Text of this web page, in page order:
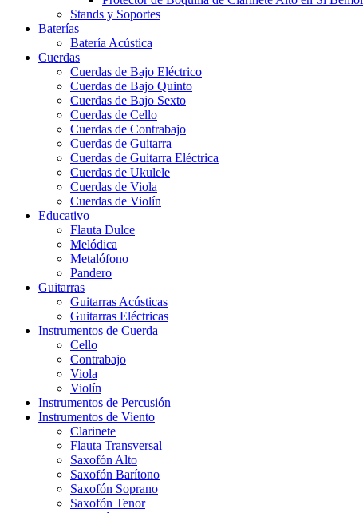
Stands y Soportes
Baterías
Batería Acústica
Cuerdas
Cuerdas de Bajo Eléctrico
Cuerdas de Bajo Quinto
Cuerdas de Bajo Sexto
Cuerdas de Cello
Cuerdas de Contrabajo
Cuerdas de Guitarra
Cuerdas de Guitarra Eléctrica
Cuerdas de Ukulele
Cuerdas de Viola
Cuerdas de Violín
Educativo
Flauta Dulce
Melódica
Metalófono
Pandero
Guitarras
Guitarras Acústicas
Guitarras Eléctricas
Instrumentos de Cuerda
Cello
Contrabajo
Viola
Violín
Instrumentos de Percusión
Instrumentos de Viento
Clarinete
Flauta Transversal
Saxofón Alto
Saxofón Barítono
Saxofón Soprano
Saxofón Tenor